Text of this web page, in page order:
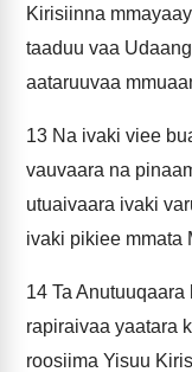
Kirisiinna
taaduu vaa
aataruuvaa
13 Na ivaki viee
vauvaara na
utuaivaara ivaki
ivaki pikiee mmata
14 Ta
rapiraivaa yaatara
roosiima Yisuu